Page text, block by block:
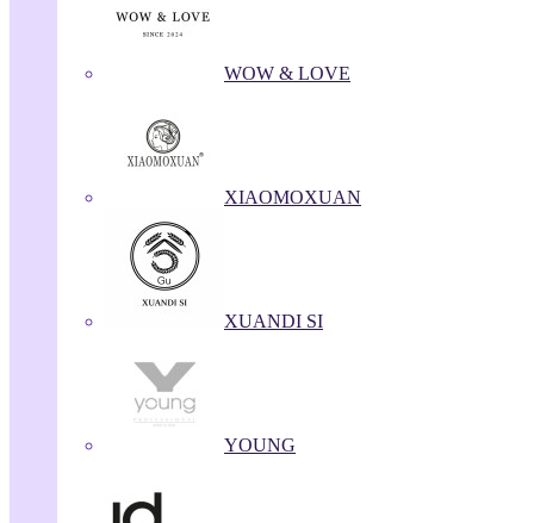
WOW & LOVE
XIAOMOXUAN
XUANDI SI
YOUNG